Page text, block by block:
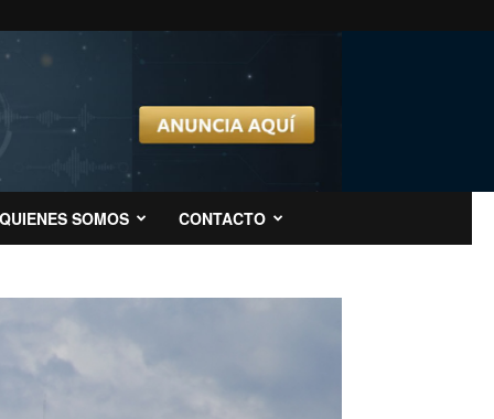
QUIENES SOMOS CONTACTO